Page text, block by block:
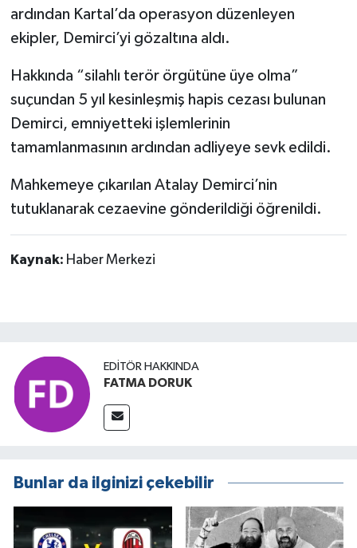
ardından Kartal’da operasyon düzenleyen
ekipler, Demirci’yi gözaltına aldı.
Hakkında “silahlı terör örgütüne üye olma”
suçundan 5 yıl kesinleşmiş hapis cezası bulunan
Demirci, emniyetteki işlemlerinin
tamamlanmasının ardından adliyeye sevk edildi.
Mahkemeye çıkarılan Atalay Demirci’nin
tutuklanarak cezaevine gönderildiği öğrenildi.
Kaynak: Haber Merkezi
EDITÖR HAKKINDA
FATMA DORUK
Bunlar da ilginizi çekebilir